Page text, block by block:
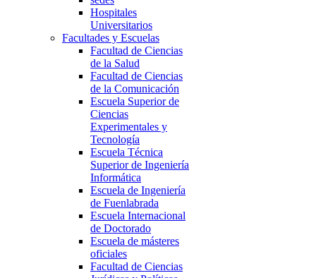
Hospitales
Universitarios
Facultades y Escuelas
Facultad de Ciencias
de la Salud
Facultad de Ciencias
de la Comunicación
Escuela Superior de
Ciencias
Experimentales y
Tecnología
Escuela Técnica
Superior de Ingeniería
Informática
Escuela de Ingeniería
de Fuenlabrada
Escuela Internacional
de Doctorado
Escuela de másteres
oficiales
Facultad de Ciencias